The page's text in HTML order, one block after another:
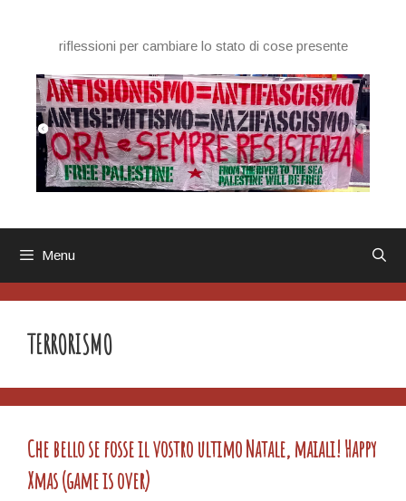
contenutoriflessioni per cambiare lo stato di cose presente
Menu
TERRORISMO
Che bello se fosse il vostro ultimo Natale, maiali! Happy
Xmas (game is over)